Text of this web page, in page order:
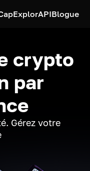
ExplorAPIBlogue
crypto
par
Gérez votre